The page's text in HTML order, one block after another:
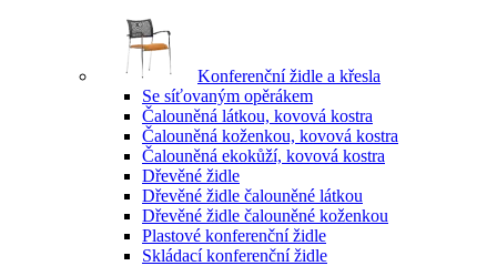
Konferenční židle a křesla
Se síťovaným opěrákem
Čalouněná látkou, kovová kostra
Čalouněná koženkou, kovová kostra
Čalouněná ekokůží, kovová kostra
Dřevěné židle
Dřevěné židle čalouněné látkou
Dřevěné židle čalouněné koženkou
Plastové konferenční židle
Skládací konferenční židle